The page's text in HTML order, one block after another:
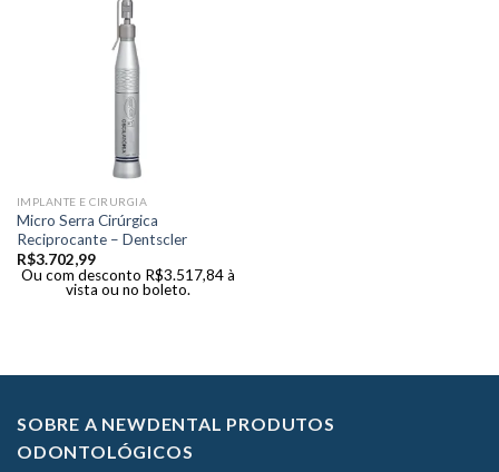
IMPLANTE E CIRURGIA
Micro Serra Cirúrgica
Reciprocante – Dentscler
R$3.702,99
Ou com desconto R$3.517,84 à
vista ou no boleto.
SOBRE A NEWDENTAL PRODUTOS
ODONTOLÓGICOS